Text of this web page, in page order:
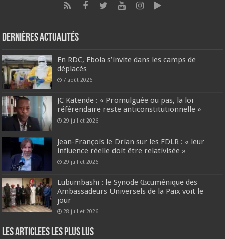
Dernières Actualités
En RDC, Ebola s’invite dans les camps de
déplacés
7 août 2026
JC Katende : « Promulguée ou pas, la loi
référendaire reste anticonstitutionnelle »
29 juillet 2026
Jean-François le Drian sur les FDLR : « leur
influence réelle doit être relativisée »
29 juillet 2026
Lubumbashi : le Synode Œcuménique des
Ambassadeurs Universels de la Paix voit le
jour
28 juillet 2026
Les Articlees les plus Lus